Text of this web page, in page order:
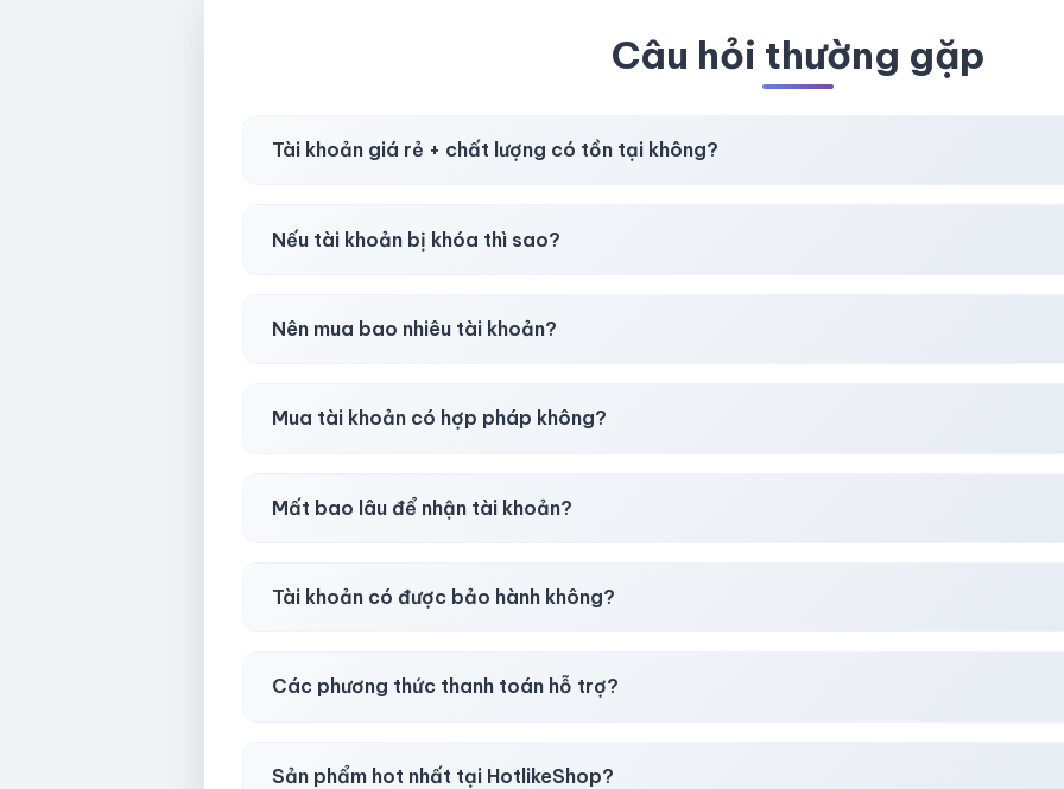
Câu hỏi thường gặp
Tài khoản giá rẻ + chất lượng có tồn tại không?
Nếu tài khoản bị khóa thì sao?
Nên mua bao nhiêu tài khoản?
Mua tài khoản có hợp pháp không?
Mất bao lâu để nhận tài khoản?
Tài khoản có được bảo hành không?
Các phương thức thanh toán hỗ trợ?
Sản phẩm hot nhất tại HotlikeShop?